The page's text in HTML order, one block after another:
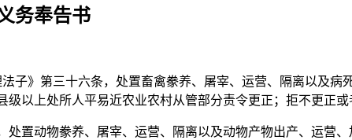
务奉告书
》第三十六条，处置畜禽豢养、屠宰、运营、隔离以及病
级以上处所人平易近农业农村从管部分责令更正；拒不更正
动物豢养、屠宰、运营、隔离以及动物产物出产、运营